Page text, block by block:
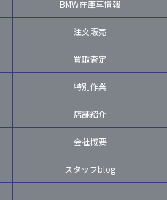
BMW在庫車情報
注文販売
買取査定
特別作業
店舗紹介
会社概要
スタッフblog